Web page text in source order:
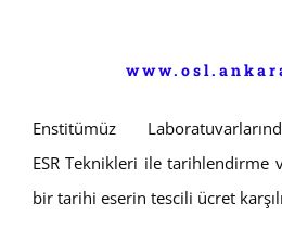
Enstitümüz
ESR Teknikleri ile tarihlendirme
bir tarihi eserin tescili ücret